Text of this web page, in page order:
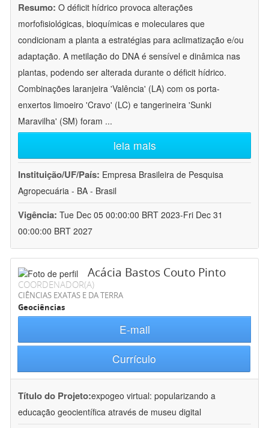
Resumo: O déficit hídrico provoca alterações
morfofisiológicas, bioquímicas e moleculares que
condicionam a planta a estratégias para aclimatização e/ou
adaptação. A metilação do DNA é sensível e dinâmica nas
plantas, podendo ser alterada durante o déficit hídrico.
Combinações laranjeira 'Valência' (LA) com os porta-
enxertos limoeiro 'Cravo' (LC) e tangerineira 'Sunki
Maravilha' (SM) foram ...
leia mais
Instituição/UF/País: Empresa Brasileira de Pesquisa
Agropecuária - BA - Brasil
Vigência: Tue Dec 05 00:00:00 BRT 2023-Fri Dec 31
00:00:00 BRT 2027
Acácia Bastos Couto Pinto
COORDENADOR(A)
CIÊNCIAS EXATAS E DA TERRA
Geociências
E-mail
Currículo
Título do Projeto:expogeo virtual: popularizando a
educação geocientífica através de museu digital